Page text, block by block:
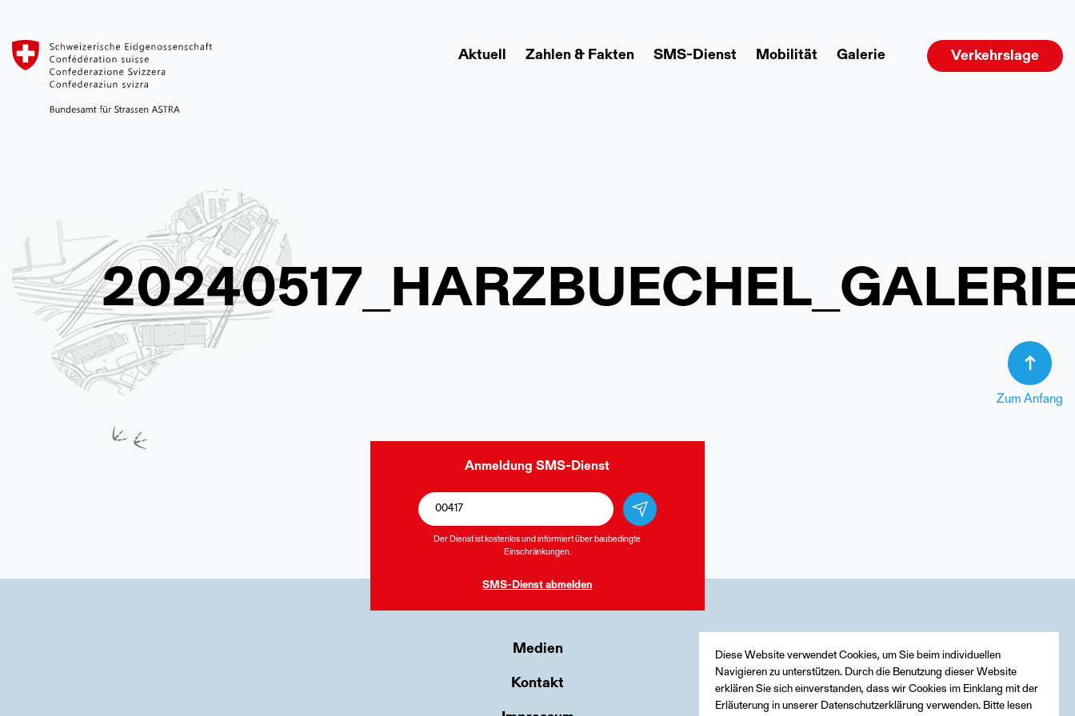
Aktuell Zahlen & Fakten SMS-Dienst Mobilität Galerie Verkehrslage
Zum Anfang
Anmeldung SMS-Dienst
Der Dienst ist kostenlos und informiert über baubedingte
Einschränkungen.
SMS-Dienstabmelden
Medien
Kontakt
Diese Website verwendet Cookies, um Sie beim individuellen
Navigieren zu unterstützen. Durch die Benutzung dieser Website
erklären Sie sich einverstanden, dass wir Cookies im Einklang mit der
Erläuterung in unserer Datenschutzerklärung verwenden. Bitte lesen